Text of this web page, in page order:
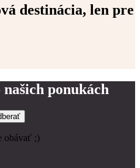
destinácia, len pre
ponukách
obávať ;)